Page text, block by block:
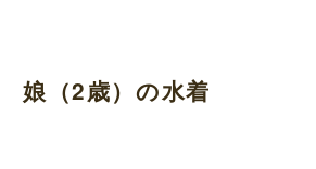
娘（2歳）の水着